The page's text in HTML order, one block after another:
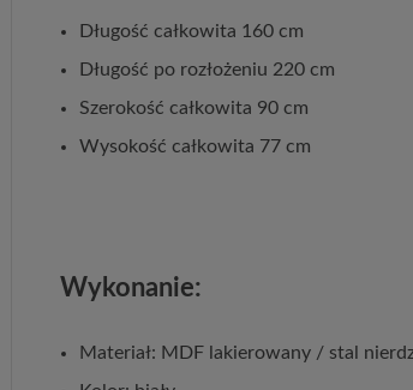
Długość całkowita 160 cm
Długość po rozłożeniu 220 cm
Szerokość całkowita 90 cm
Wysokość całkowita 77 cm
Wykonanie:
Materiał: MDF lakierowany / stal